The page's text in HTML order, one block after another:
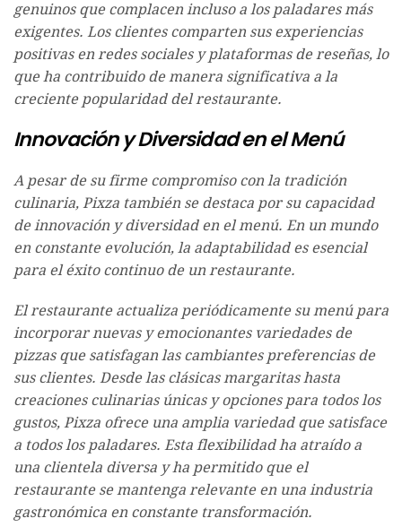
genuinos que complacen incluso a los paladares más
exigentes. Los clientes comparten sus experiencias
positivas en redes sociales y plataformas de reseñas, lo
que ha contribuido de manera significativa a la
creciente popularidad del restaurante.
Innovación y Diversidad en el Menú
A pesar de su firme compromiso con la tradición
culinaria, Pixza también se destaca por su capacidad
de innovación y diversidad en el menú. En un mundo
en constante evolución, la adaptabilidad es esencial
para el éxito continuo de un restaurante.
El restaurante actualiza periódicamente su menú para
incorporar nuevas y emocionantes variedades de
pizzas que satisfagan las cambiantes preferencias de
sus clientes. Desde las clásicas margaritas hasta
creaciones culinarias únicas y opciones para todos los
gustos, Pixza ofrece una amplia variedad que satisface
a todos los paladares. Esta flexibilidad ha atraído a
una clientela diversa y ha permitido que el
restaurante se mantenga relevante en una industria
gastronómica en constante transformación.